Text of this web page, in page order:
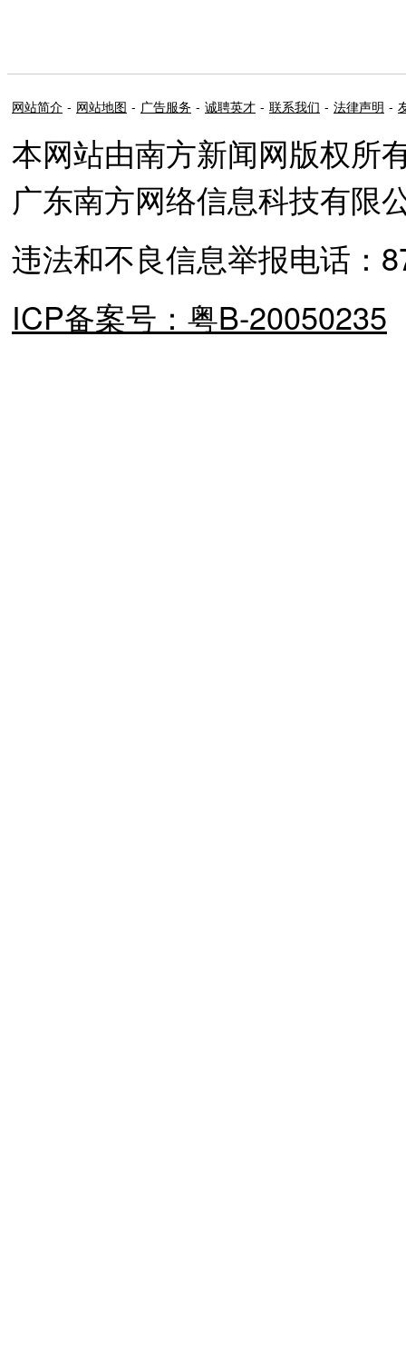
网站简介 - 网站地图 - 广告服务 - 诚聘英才 - 联系我们 - 法律声明 -
本网站由南方新闻网版权
广东南方网络信息科技有限
违法和不良信息举报电话：
ICP备案号：粤B-20050235